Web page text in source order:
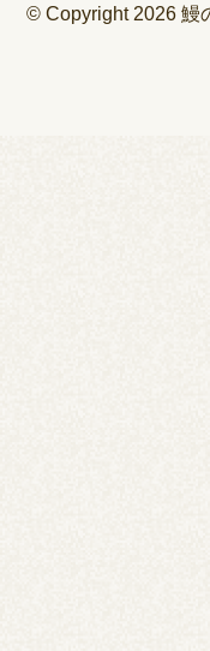
© Copyright 2026鰻